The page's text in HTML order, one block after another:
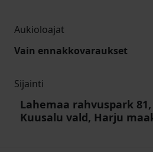
Aukioloajat
Vain ennakkovaraukset
Sijainti
Lahemaa rahvuspark
Kuusalu vald, Harju